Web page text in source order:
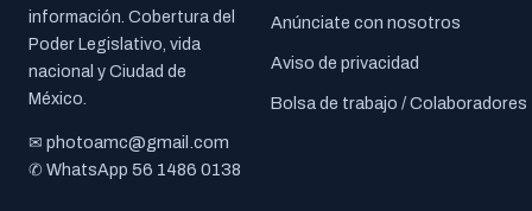
información. Cobertura del
Poder Legislativo, vida
nacional y Ciudad de
México.
✉ photoamc@gmail.com
✆ WhatsApp 56 1486 0138
Anúnciate con nosotros
Aviso de privacidad
Bolsa de trabajo / Colaboradores